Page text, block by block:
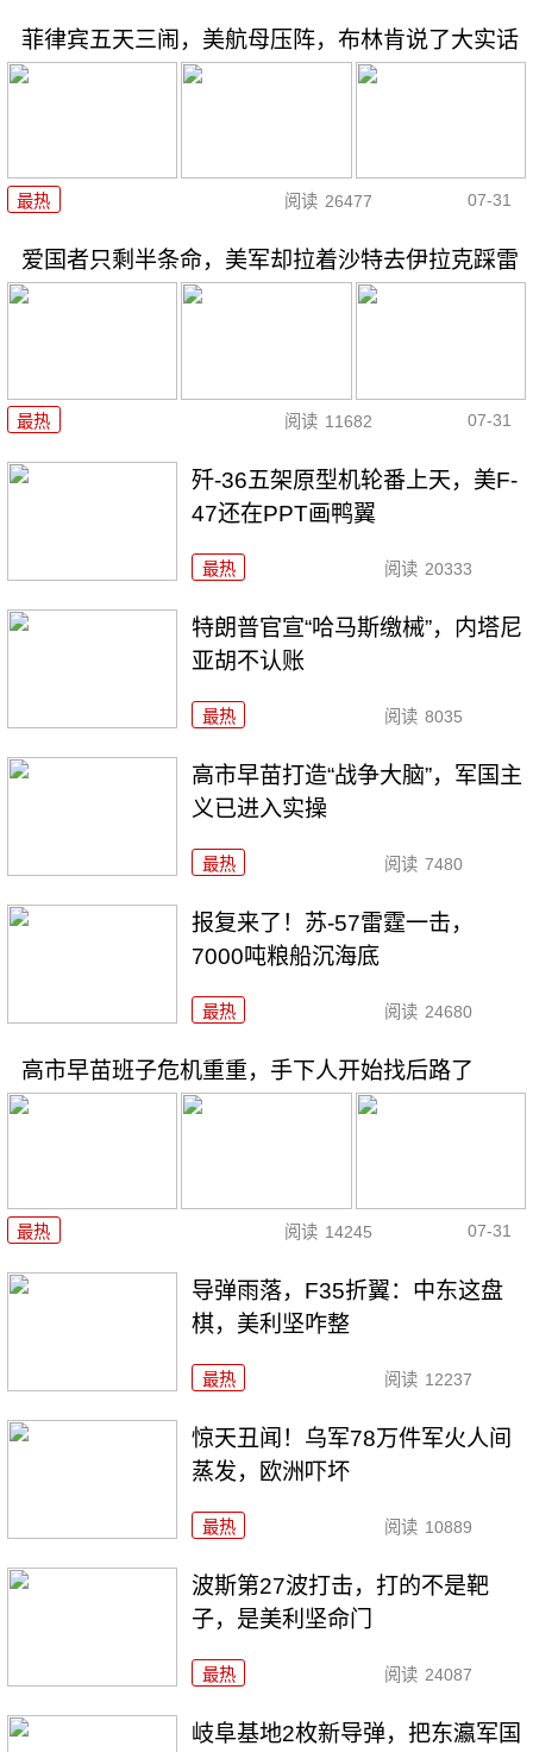
菲律宾五天三闹，美航母压阵，布林肯说了大实话
最热 阅读 26477 07-31
爱国者只剩半条命，美军却拉着沙特去伊拉克踩雷
最热 阅读 11682 07-31
歼-36五架原型机轮番上天，美F-
47还在PPT画鸭翼
最热 阅读 20333
特朗普官宣“哈马斯缴械”，内塔尼
亚胡不认账
最热 阅读 8035
高市早苗打造“战争大脑”，军国主
义已进入实操
最热 阅读 7480
报复来了！苏-57雷霆一击，
7000吨粮船沉海底
最热 阅读 24680
高市早苗班子危机重重，手下人开始找后路了
最热 阅读 14245 07-31
导弹雨落，F35折翼：中东这盘
棋，美利坚咋整
最热 阅读 12237
惊天丑闻！乌军78万件军火人间
蒸发，欧洲吓坏
最热 阅读 10889
波斯第27波打击，打的不是靶
子，是美利坚命门
最热 阅读 24087
岐阜基地2枚新导弹，把东瀛军国